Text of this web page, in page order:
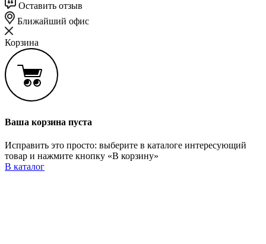
Оставить отзыв
Ближайший офис
Корзина
Ваша корзина пуста
Исправить это просто: выберите в каталоге интересующий
товар и нажмите кнопку «В корзину»
В каталог